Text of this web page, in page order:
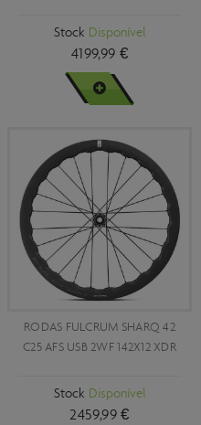
Stock Disponível
4199,99 €
VER MAIS
RODAS FULCRUM SHARQ 42
C25 AFS USB 2WF 142X12 XDR
Stock Disponível
2459,99 €